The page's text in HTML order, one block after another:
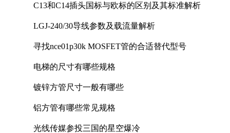
C13和C14插头国标与欧标的区别及其标准解析
LGJ-240/30导线参数及载流量解析
寻找nce01p30k MOSFET管的合适替代型号
电梯的尺寸有哪些规格
镀锌方管尺寸一般有哪些
铝方管有哪些常见规格
光线传媒参投三国的星空爆冷